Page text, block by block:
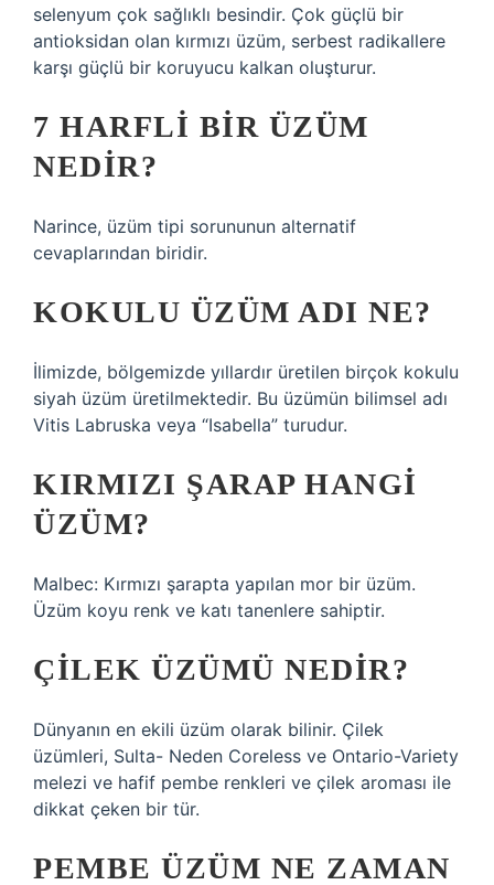
selenyum çok sağlıklı besindir. Çok güçlü bir
antioksidan olan kırmızı üzüm, serbest radikallere
karşı güçlü bir koruyucu kalkan oluşturur.
7 HARFLI BIR ÜZÜM
NEDIR?
Narince, üzüm tipi sorununun alternatif
cevaplarından biridir.
KOKULU ÜZÜM ADI NE?
İlimizde, bölgemizde yıllardır üretilen birçok kokulu
siyah üzüm üretilmektedir. Bu üzümün bilimsel adı
Vitis Labruska veya “Isabella” turudur.
KIRMIZI ŞARAP HANGI
ÜZÜM?
Malbec: Kırmızı şarapta yapılan mor bir üzüm.
Üzüm koyu renk ve katı tanenlere sahiptir.
ÇILEK ÜZÜMÜ NEDIR?
Dünyanın en ekili üzüm olarak bilinir. Çilek
üzümleri, Sulta- Neden Coreless ve Ontario-Variety
melezi ve hafif pembe renkleri ve çilek aroması ile
dikkat çeken bir tür.
PEMBE ÜZÜM NE ZAMAN